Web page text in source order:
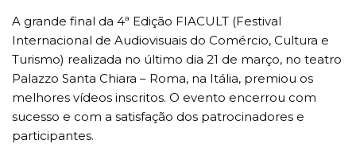
A grande final da 4ª Edição FIACULT (Festival
Internacional de Audiovisuais do Comércio, Cultura e
Turismo) realizada no último dia 21 de março, no teatro
Palazzo Santa Chiara – Roma, na Itália, premiou os
melhores vídeos inscritos. O evento encerrou com
sucesso e com a satisfação dos patrocinadores e
participantes.